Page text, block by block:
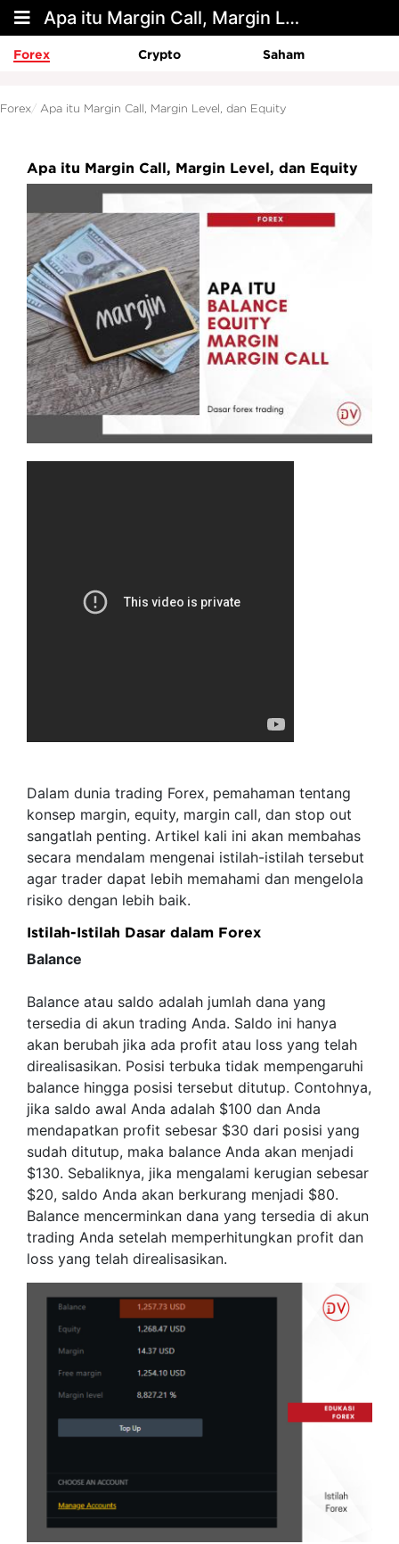
Apa itu Margin Call, Margin Level, dan Equity
Forex Crypto Saham
Forex Apa itu Margin Call, Margin Level, dan Equity
Apa itu Margin Call, Margin Level, dan Equity
Dalam dunia trading Forex, pemahaman tentang
konsep margin, equity, margin call, dan stop out
sangatlah penting. Artikel kali ini akan membahas
secara mendalam mengenai istilah-istilah tersebut
agar trader dapat lebih memahami dan mengelola
risiko dengan lebih baik.
Istilah-Istilah Dasar dalam Forex
Balance
Balance atau saldo adalah jumlah dana yang
tersedia di akun trading Anda. Saldo ini hanya
akan berubah jika ada profit atau loss yang telah
direalisasikan. Posisi terbuka tidak mempengaruhi
balance hingga posisi tersebut ditutup. Contohnya,
jika saldo awal Anda adalah $100 dan Anda
mendapatkan profit sebesar $30 dari posisi yang
sudah ditutup, maka balance Anda akan menjadi
$130. Sebaliknya, jika mengalami kerugian sebesar
$20, saldo Anda akan berkurang menjadi $80.
Balance mencerminkan dana yang tersedia di akun
trading Anda setelah memperhitungkan profit dan
loss yang telah direalisasikan.